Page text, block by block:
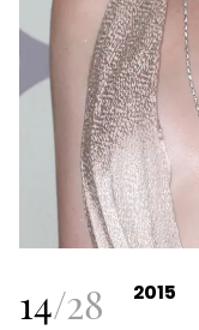
14/28 2015